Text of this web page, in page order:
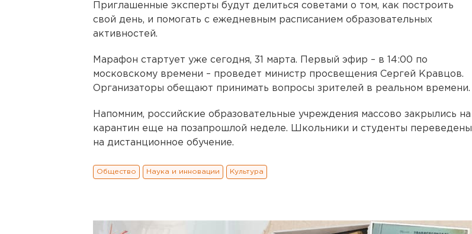
Приглашенные эксперты будут делиться советами о том, как построить
свой день, и помогать с ежедневным расписанием образовательных
активностей.
Марафон стартует уже сегодня, 31 марта. Первый эфир – в 14:00 по
московскому времени – проведет министр просвещения Сергей Кравцов.
Организаторы обещают принимать вопросы зрителей в реальном времени.
Напомним, российские образовательные учреждения массово закрылись на
карантин еще на позапрошлой неделе. Школьники и студенты переведены
на дистанционное обучение.
Общество Наука и инновации Культура